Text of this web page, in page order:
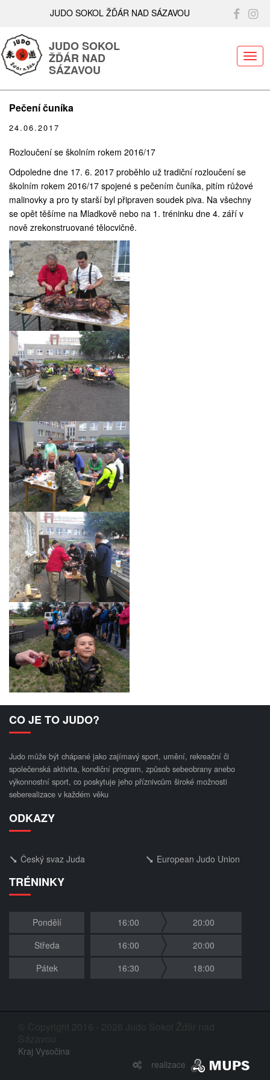
JUDO SOKOL ŽĎÁR NAD SÁZAVOU
JUDO SOKOL
ŽĎÁR NAD
SÁZAVOU
Pečení čuníka
24.06.2017
Rozloučení se školním rokem 2016/17
Odpoledne dne 17. 6. 2017 proběhlo už tradiční rozloučení se
školním rokem 2016/17 spojené s pečením čuníka, pitím růžové
malinovky a pro ty starší byl připraven soudek piva. Na všechny
se opět těšíme na Mladkově nebo na 1. tréninku dne 4. září v
nově zrekonstruované tělocvičně.
CO JE TO JUDO?
Judo může být chápané jako zajímavý sport, umění, rekreační či
společenská aktivita, kondiční program, způsob sebeobrany anebo
výkonnostní sport, co poskytuje jeho příznivcům široké možnosti
seberealizace v každém věku
ODKAZY
Český svaz Juda European Judo Union
TRÉNINKY
Pondělí 16:00
20:00
Středa
16:00
20:00
Pátek
16:30 18:00
© Copyright 2016 - 2026 Judo Sokol Žďár nad
Sázavou
Kraj Vysočina
realizace